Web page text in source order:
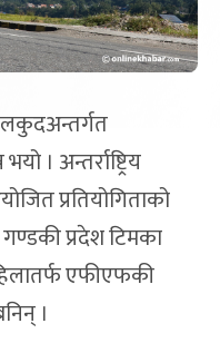
। अन्तर्राष्ट्रिय
प्रतियोगिताको
प्रदेश टिमका
एफीएफकी
।